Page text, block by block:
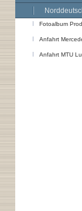
Fotoalbum
Anfahrt
Anfahrt MTU